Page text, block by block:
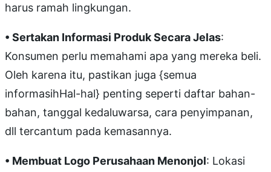
harus ramah lingkungan.
• Sertakan Informasi Produk Secara Jelas:
Konsumen perlu memahami apa yang mereka beli.
Oleh karena itu, pastikan juga {semua
informasihHal-hal} penting seperti daftar bahan-
bahan, tanggal kedaluwarsa, cara penyimpanan,
dll tercantum pada kemasannya.
• Membuat Logo Perusahaan Menonjol: Lokasi